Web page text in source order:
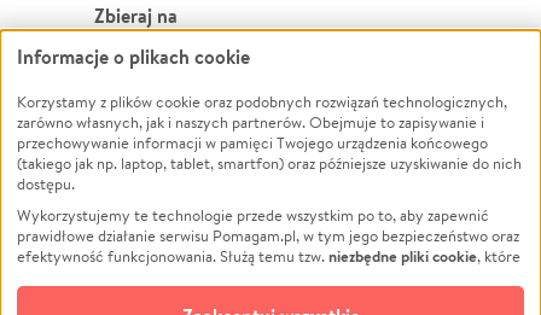
Zbieraj na
Leczenie
Zwierzęta
Pożar
Ukraina
Pomoc Finansowa
Projekty
Pogrzeb
Powódź
Wichura
NGO
Edukacja
Podróż
Impreza
Informacje o plikach cookie
Korzystamy z plików cookie oraz podobnych rozwiązań technologicznych,
zarówno własnych, jak i naszych partnerów. Obejmuje to zapisywanie i
przechowywanie informacji w pamięci Twojego urządzenia końcowego
(takiego jak np. laptop, tablet, smartfon) oraz późniejsze uzyskiwanie do nich
dostępu.
Wykorzystujemy te technologie przede wszystkim po to, aby zapewnić
prawidłowe działanie serwisu Pomagam.pl, w tym jego bezpieczeństwo oraz
efektywność funkcjonowania. Służą temu tzw.niezbędne pliki cookie, które
opcjonalnych plików cookie